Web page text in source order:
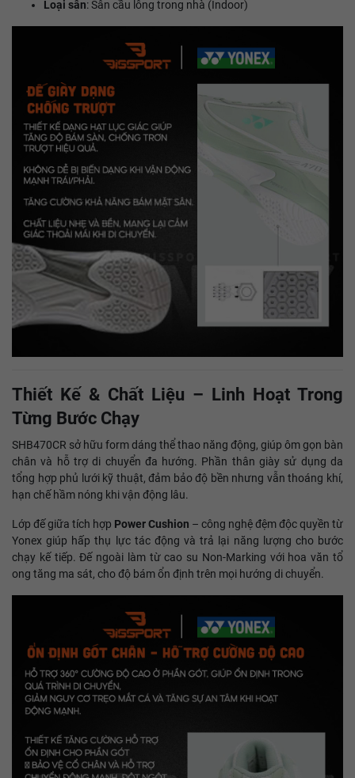
Loại sân: Sân cầu lông trong nhà (Indoor)
Thiết Kế & Chất Liệu – Linh Hoạt Trong
Từng Bước Chạy
SHB470CR sở hữu form dáng thể thao năng động, giúp ôm gọn bàn
chân và hỗ trợ di chuyển đa hướng. Phần thân giày sử dụng da
tổng hợp phủ lưới kỹ thuật, đảm bảo độ bền nhưng vẫn thoáng khí,
hạn chế hầm nóng khi vận động lâu.
Lớp đế giữa tích hợp Power Cushion – công nghệ đệm độc quyền từ
Yonex giúp hấp thụ lực tác động và trả lại năng lượng cho bước
chạy kế tiếp. Đế ngoài làm từ cao su Non-Marking với hoa văn tổ
ong tăng ma sát, cho độ bám ổn định trên mọi hướng di chuyển.